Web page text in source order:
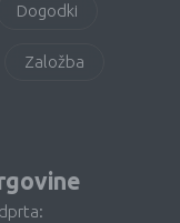
Dogodki
Založba